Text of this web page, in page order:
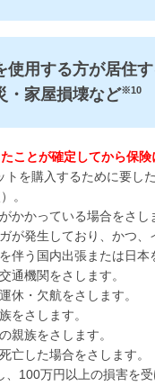
使用する方が居住
・家屋損壊など※10
ことが確定してから保
を購入するために要し
。
かっている場合をさし
が発生しており、かつ
伴う国内出張または日本
通機関をさします。
休・欠航をさします。
をさします。
親族をさします。
亡した場合をさします。
100万円以上の損害を受